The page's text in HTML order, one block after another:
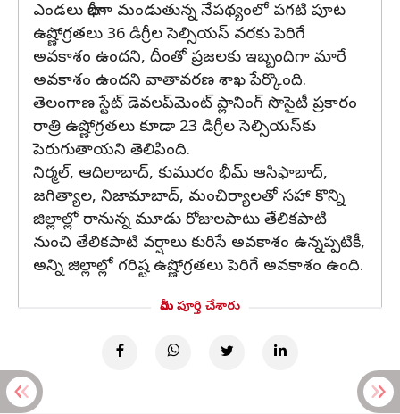
ఎండలు భారీగా మండుతున్న నేపథ్యంలో పగటి పూట
ఉష్ణోగ్రతలు 36 డిగ్రీల సెల్సియస్ వరకు పెరిగే
అవకాశం ఉందని, దీంతో ప్రజలకు ఇబ్బందిగా మారే
అవకాశం ఉందని వాతావరణ శాఖ పేర్కొంది.
తెలంగాణ స్టేట్ డెవలప్‌మెంట్ ప్లానింగ్ సొసైటీ ప్రకారం
రాత్రి ఉష్ణోగ్రతలు కూడా 23 డిగ్రీల సెల్సియస్‌కు
పెరుగుతాయని తెలిపింది.
నిర్మల్, ఆదిలాబాద్, కుమురం భీమ్ ఆసిఫాబాద్,
జగిత్యాల, నిజామాబాద్, మంచిర్యాలతో సహా కొన్ని
జిల్లాల్లో రానున్న మూడు రోజులపాటు తేలికపాటి
నుంచి తేలికపాటి వర్షాలు కురిసే అవకాశం ఉన్నప్పటికీ,
అన్ని జిల్లాల్లో గరిష్ట ఉష్ణోగ్రతలు పెరిగే అవకాశం ఉంది.
మీరు పూర్తి చేశారు